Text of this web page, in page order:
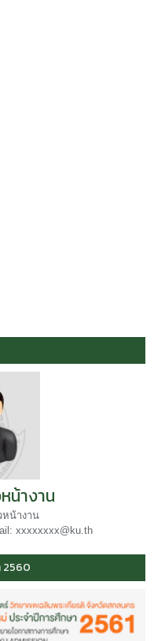
น้างาน
น้างาน
xxxxxxxx@ku.th
2560